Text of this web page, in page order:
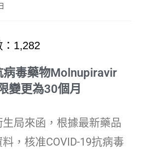
：1,282
病毒藥物Molnupiravir
變更為30個月
局來函，根據最新藥品
，核准COVID-19抗病毒